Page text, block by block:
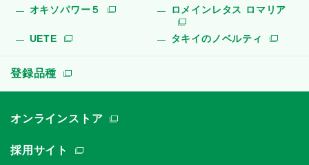
オキソパワー５
ロメインレタス ロマリア
UETE タキイのノベルティ
登録品種
オンラインストア
採用サイト